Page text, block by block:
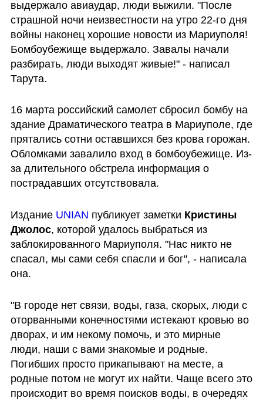
выдержало авиаудар, люди выжили. "После
страшной ночи неизвестности на утро 22-го дня
войны наконец хорошие новости из Мариуполя!
Бомбоубежище выдержало. Завалы начали
разбирать, люди выходят живые!" - написал
Тарута.
16 марта российский самолет сбросил бомбу на
здание Драматического театра в Мариуполе, где
прятались сотни оставшихся без крова горожан.
Обломками завалило вход в бомбоубежище. Из-
за длительного обстрела информация о
пострадавших отсутствовала.
Издание UNIAN публикует заметки Кристины
Джолос, которой удалось выбраться из
заблокированного Мариуполя. "Нас никто не
спасал, мы сами себя спасли и бог", - написала
она.
"В городе нет связи, воды, газа, скорых, люди с
оторванными конечностями истекают кровью во
дворах, и им некому помочь, и это мирные
люди, наши с вами знакомые и родные.
Погибших просто прикапывают на месте, а
родные потом не могут их найти. Чаще всего это
происходит во время поисков воды, в очередях